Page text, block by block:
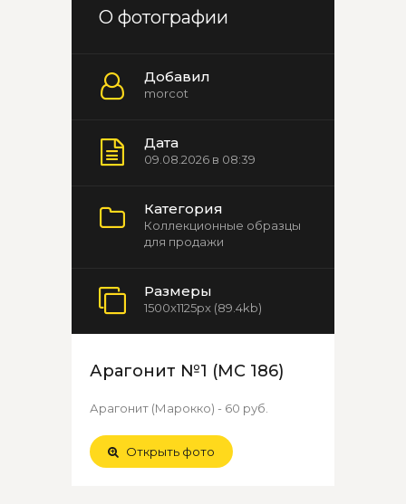
О фотографии
Добавил
morcot
Дата
09.08.2026 в 08:39
Категория
Коллекционные образцы
для продажи
Размеры
1500x1125px (89.4kb)
Арагонит №1 (МС 186)
Арагонит (Марокко) - 60 руб.
Открыть фото